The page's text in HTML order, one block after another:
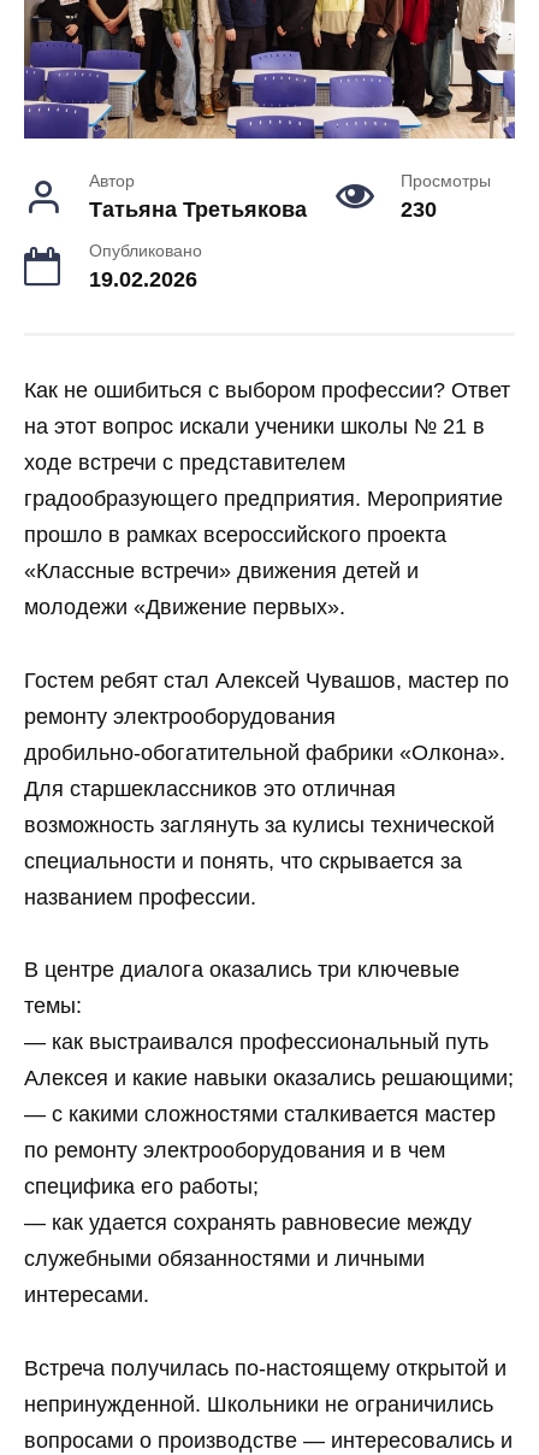
Автор
Татьяна Третьякова
Просмотры
230
Опубликовано
19.02.2026
Как не ошибиться с выбором профессии? Ответ
на этот вопрос искали ученики школы № 21 в
ходе встречи с представителем
градообразующего предприятия. Мероприятие
прошло в рамках всероссийского проекта
«Классные встречи» движения детей и
молодежи «Движение первых».
Гостем ребят стал Алексей Чувашов, мастер по
ремонту электрооборудования
дробильно‑обогатительной фабрики «Олкона».
Для старшеклассников это отличная
возможность заглянуть за кулисы технической
специальности и понять, что скрывается за
названием профессии.
В центре диалога оказались три ключевые
темы:
— как выстраивался профессиональный путь
Алексея и какие навыки оказались решающими;
— с какими сложностями сталкивается мастер
по ремонту электрооборудования и в чем
специфика его работы;
— как удается сохранять равновесие между
служебными обязанностями и личными
интересами.
Встреча получилась по‑настоящему открытой и
непринужденной. Школьники не ограничились
вопросами о производстве — интересовались и